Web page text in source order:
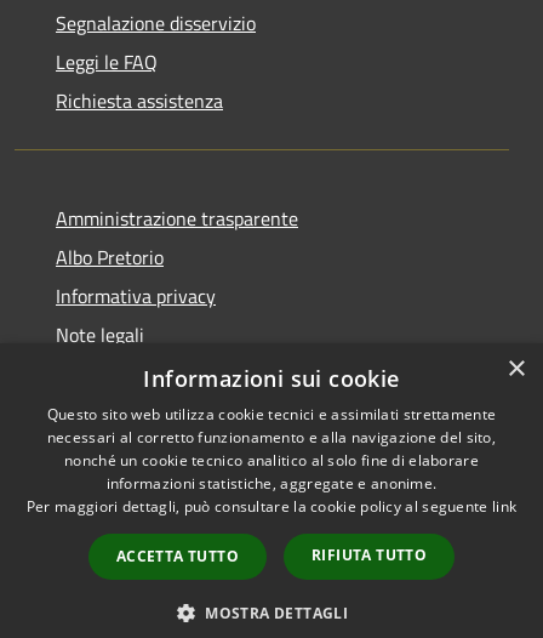
Segnalazione disservizio
Leggi le FAQ
Richiesta assistenza
Amministrazione trasparente
Albo Pretorio
Informativa privacy
Note legali
Dichiarazione di accessibilità
RSS
Accessibilità
Copyright © 2021 • Città
di San Benedetto Po •
Powered byMunicipium
Accesso redazione
×
Informazioni sui cookie
Questo sito web utilizza cookie tecnici e assimilati strettamente
necessari al corretto funzionamento e alla navigazione del sito,
nonché un cookie tecnico analitico al solo fine di elaborare
informazioni statistiche, aggregate e anonime.
Per maggiori dettagli, può consultare la cookie policy al seguente link
ACCETTA TUTTO RIFIUTA TUTTO
MOSTRA DETTAGLI